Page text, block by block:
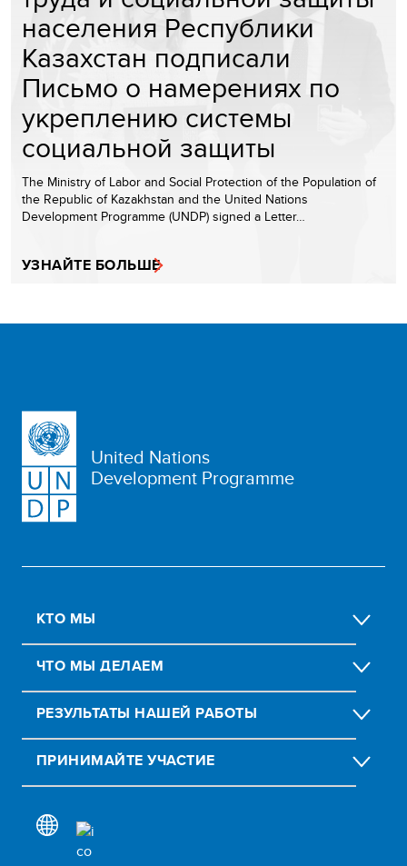
населения Республики
Казахстан подписали
Письмо о намерениях по
укреплению системы
социальной защиты
The Ministry of Labor and Social Protection of the Population of
the Republic of Kazakhstan and the United Nations
Development Programme (UNDP) signed a Letter…
УЗНАЙТЕ БОЛЬШЕ
United Nations
Development Programme
КТО МЫ
ЧТО МЫ ДЕЛАЕМ
РЕЗУЛЬТАТЫ НАШЕЙ РАБОТЫ
ПРИНИМАЙТЕ УЧАСТИЕ